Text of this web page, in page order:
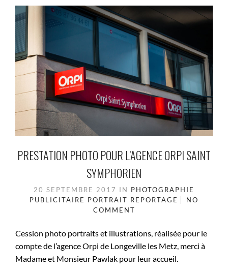
PRESTATION PHOTO POUR L’AGENCE ORPI SAINT
SYMPHORIEN
20 SEPTEMBRE 2017 IN PHOTOGRAPHIE
PUBLICITAIRE PORTRAIT REPORTAGE
NO
COMMENT
Cession photo portraits et illustrations, réalisée pour le
compte de l’agence Orpi de Longeville les Metz, merci à
Madame et Monsieur Pawlak pour leur accueil.